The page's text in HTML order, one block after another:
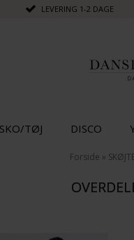
LEVERING 1-2 DAGE
TØJ DISCO
Forside »